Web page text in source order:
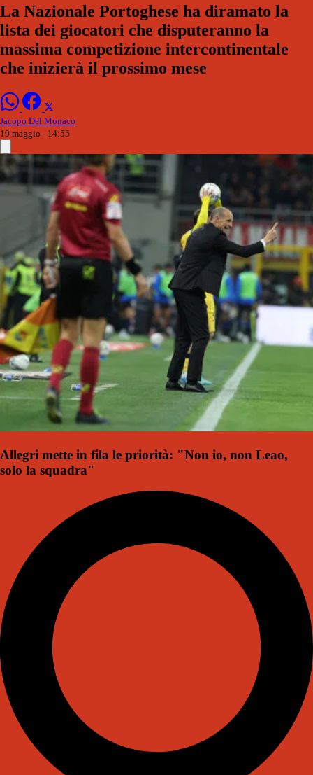
La Nazionale Portoghese ha diramato la
lista dei giocatori che disputeranno la
massima competizione intercontinentale
che inizierà il prossimo mese
Jacopo Del Monaco
19 maggio - 14:55
Allegri mette in fila le priorità: "Non io, non Leao,
solo la squadra"